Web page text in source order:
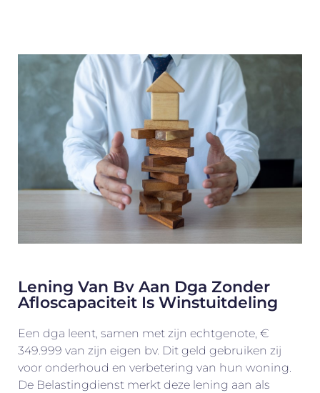
Lening Van Bv Aan Dga Zonder
Afloscapaciteit Is Winstuitdeling
Een dga leent, samen met zijn echtgenote, €
349.999 van zijn eigen bv. Dit geld gebruiken zij
voor onderhoud en verbetering van hun woning.
De Belastingdienst merkt deze lening aan als